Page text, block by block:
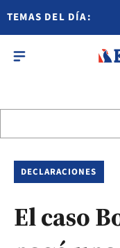
TEMAS DEL DÍA:
DECLARACIONES
El caso